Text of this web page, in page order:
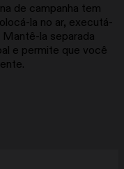
de campanha tem
la no ar, executá-
Mantê-la separada
e permite que você